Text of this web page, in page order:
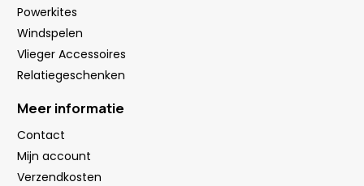
Powerkites
Windspelen
Vlieger Accessoires
Relatiegeschenken
Meer informatie
Contact
Mijn account
Verzendkosten